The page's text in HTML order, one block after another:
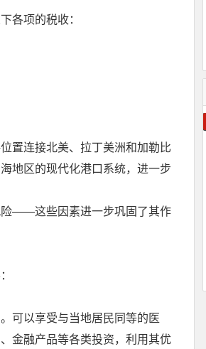
各项的税收：
置连接北美、拉丁美洲和加勒比
地区的现代化港口系统，进一步
险——这些因素进一步巩固了其作
可以享受与当地居民同等的医
金融产品等各类投资，利用其优